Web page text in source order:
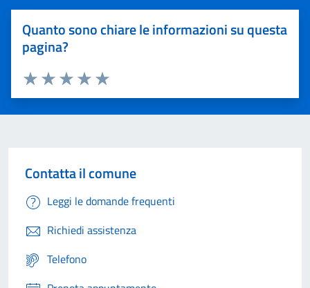
Quanto sono chiare le informazioni su questa
pagina?
Valuta 5 stelle su 5
Valuta 4 stelle su 5
Valuta 3 stelle su 5
Valuta 2 stelle su 5
Valuta 1 stelle su 5
Contatta il comune
Leggi le domande frequenti
Richiedi assistenza
Telefono